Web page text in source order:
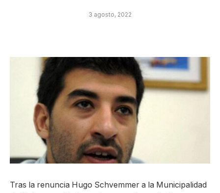
3 agosto, 2022
Tras la renuncia Hugo Schvemmer a la Municipalidad